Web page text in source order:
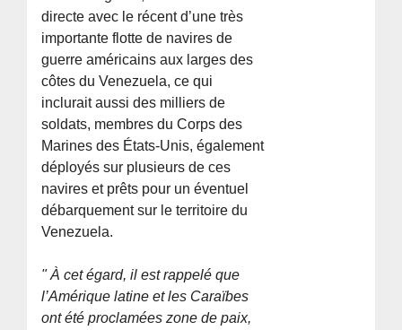
directe avec le récent d’une très
importante flotte de navires de
guerre américains aux larges des
côtes du Venezuela, ce qui
inclurait aussi des milliers de
soldats, membres du Corps des
Marines des États-Unis, également
déployés sur plusieurs de ces
navires et prêts pour un éventuel
débarquement sur le territoire du
Venezuela.
" À cet égard, il est rappelé que
l’Amérique latine et les Caraïbes
ont été proclamées zone de paix,